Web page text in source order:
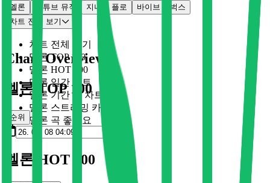
멜론 유튜브 뮤직 지니 플로 바이브
벅스
차트 전체 보기
차트 전체 보기
멜론 TOP 100
멜론 HOT 100
멜론 일간 차트
멜론 기간 별 차트
멜론 스트리밍 카드
멜론 곡 좋아요
Chart Overview
멜론 TOP 100
순위
멜론 HOT 100